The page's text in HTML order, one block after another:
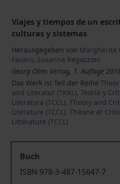
Viajes y tiempos de un
culturas y sistemas
Herausgegeben von Margherita
Favaro, Susanna Regazzoni
Georg Olms Verlag, 1. Auflage
Das Werk ist Teil der Reihe
und Literatur (TKKL). Teoría y
Literatura (TCCL). Theory and
Literature (TCCL). Théorie et
Littérature (TCCL)
Buch
ISBN 978-3-487-15647-7